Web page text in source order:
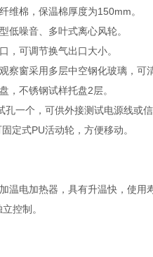
维棉，保温棉厚度为150mm。
低噪音、多叶式离心风轮。
，可调节换气出口大小。
察窗采用多层中空钢化玻璃，可
，不锈钢试样托盘2层。
一个，可供外接测试电源线或信
定式PU活动轮，方便移动。
温电加热器，具有升温快，使用
控制。